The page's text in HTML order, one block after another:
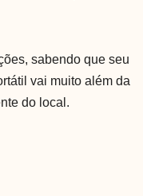
sabendo que seu
vai muito além da
do local.